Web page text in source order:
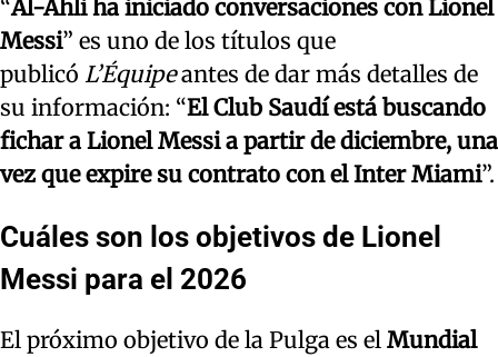
“Al-Ahli ha iniciado conversaciones con Lionel
Messi” es uno de los títulos que
publicó L’Équipeantes de dar más detalles de
su información: “El Club Saudí está buscando
fichar a Lionel Messi a partir de diciembre, una
vez que expire su contrato con el Inter Miami”.
Cuáles son los objetivos de Lionel
Messi para el 2026
El próximo objetivo de la Pulga es el Mundial